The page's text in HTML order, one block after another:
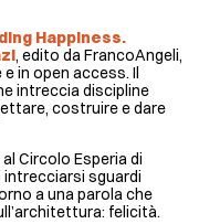
Happiness.
, edito da FrancoAngeli,
in open access. Il
intreccia discipline
costruire e dare
Circolo Esperia di
sguardi
a una parola che
felicità.